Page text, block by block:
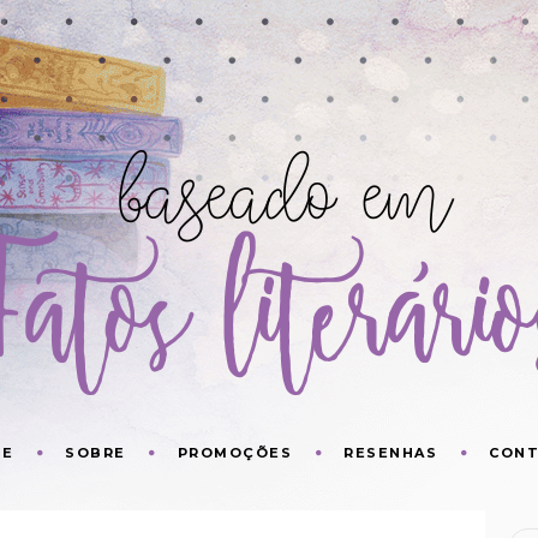
SOBRE PROMOÇÕES RESENHAS